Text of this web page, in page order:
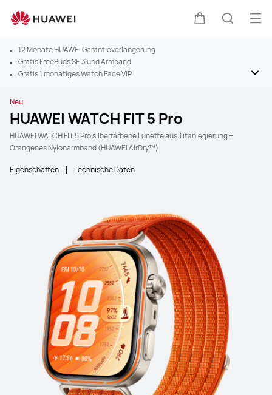
12 Monate HUAWEI Garantieverlängerung
Gratis FreeBuds SE 3 und Armband
Gratis 1 monatiges Watch Face VIP
Neu
HUAWEI WATCH FIT 5 Pro
HUAWEI WATCH FIT 5 Pro silberfarbene Lünette aus Titanlegierung +
Orangenes Nylonarmband (HUAWEI AirDry™)
Eigenschaften Technische Daten